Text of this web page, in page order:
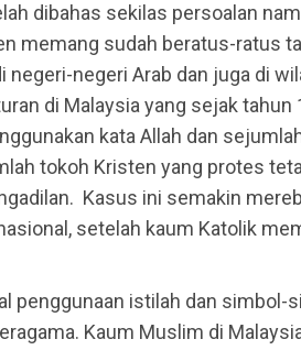
dibahas sekilas persoalan
memang sudah beratus-ratus
negeri-negeri Arab dan juga di
di Malaysia yang sejak tahun
kata Allah dan
tokoh Kristen yang protes
Kasus ini semakin
setelah kaum Katolik
penggunaan istilah dan simbol-
Kaum Muslim di